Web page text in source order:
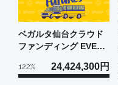
ベガルタ仙台クラウド
ファンディング EVER
FUTURES
122% 24,424,300円